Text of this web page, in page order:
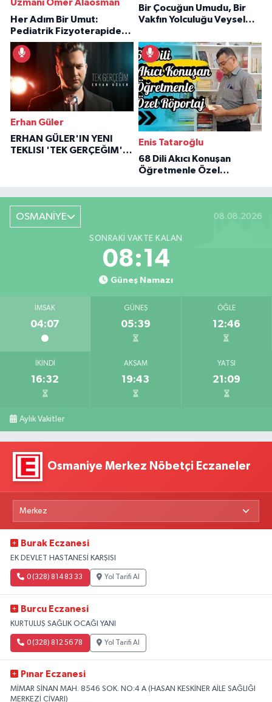
Uzmanı Ömer Alaosman
Her Adım Bir Umut:
Pediatrik Fizyoterapiden
İlham Veren Hikâyeler
Bir Çocuğun Umudu, Bir
Vakfın Yolculuğu Veysel
Erhan Güler
ERHAN GÜLER'IN YENI
TEKLISI 'TEK GERÇEĞIM'LE
Enis Tataroğlu
68 Dili Akıcı Konuşan
Öğretmenle Özel
OSMANİYE 08.08.2026
SONRAKI VAKTE KALAN
08:13
Güneş Namazı
İMSAK
04:07
GÜNEŞ
05:39
ÖĞLE
12:46
İKINDI
16:32
AKŞAM
19:43
YATSI
21:09
Aylık Vakitler
Osmaniye Merkez Nöbetçi Eczaneler
Burak Eczanesi
EK DEVLET HASTANESİ KARŞISI
0 (328) 814 83 33 Yol Tarifi Al
Burcu Eczanesi
KURTULUŞ SAĞLIK OCAĞI YANI
0 (328) 812 56 78 Yol Tarifi Al
Pınar Eczanesi
MİMAR SİNAN MAH. 8546 SOK. NO:4 A (HASAN KESKİNER AİLE SAĞLIĞI
MERKEZİ CİVARI)